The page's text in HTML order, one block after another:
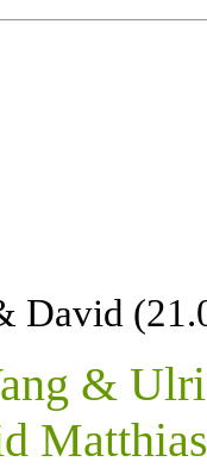
David
&
Matthias